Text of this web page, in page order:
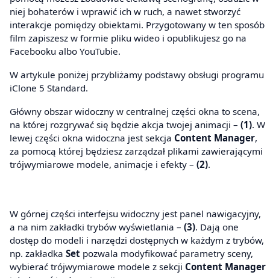
niej bohaterów i wprawić ich w ruch, a nawet stworzyć
interakcje pomiędzy obiektami. Przygotowany w ten sposób
film zapiszesz w formie pliku wideo i opublikujesz go na
Facebooku albo YouTubie.
W artykule poniżej przybliżamy podstawy obsługi programu
iClone 5 Standard.
Główny obszar widoczny w centralnej części okna to scena,
na której rozgrywać się będzie akcja twojej animacji – (1). W
lewej części okna widoczna jest sekcja Content Manager,
za pomocą której będziesz zarządzał plikami zawierającymi
trójwymiarowe modele, animacje i efekty – (2).
W górnej części interfejsu widoczny jest panel nawigacyjny,
a na nim zakładki trybów wyświetlania – (3). Dają one
dostęp do modeli i narzędzi dostępnych w każdym z trybów,
np. zakładka Set pozwala modyfikować parametry sceny,
wybierać trójwymiarowe modele z sekcji Content Manager